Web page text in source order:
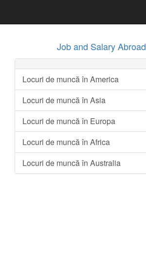
Job and Salary Abroad
Locuri de muncă în America
Locuri de muncă în Asia
Locuri de muncă în Europa
Locuri de muncă în Africa
Locuri de muncă în Australia